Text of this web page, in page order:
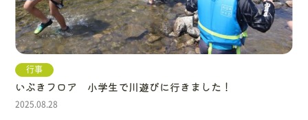
行事
いぶきフロア 小学生で川遊びに行きました！
2025.08.28